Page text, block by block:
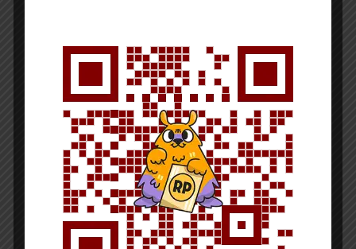
BERITA KAMPUS
Dua Mahasiswa Sastra Indonesia
USU Raih Juara pada Festival
Literasi Sumatera Utara 2026
Dark Mode | Moda Gelap
Oleh: Iyusarah Pakpahan USU, wacana.org – Dua...
Redaksi 2 menit waktu baca